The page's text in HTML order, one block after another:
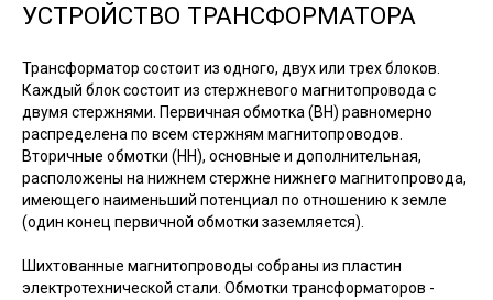
УСТРОЙСТВО ТРАНСФОРМАТОРА
Трансформатор состоит из одного, двух или трех блоков.
Каждый блок состоит из стержневого магнитопровода с
двумя стержнями. Первичная обмотка (ВН) равномерно
распределена по всем стержням магнитопроводов.
Вторичные обмотки (НН), основные и дополнительная,
расположены на нижнем стержне нижнего магнитопровода,
имеющего наименьший потенциал по отношению к земле
(один конец первичной обмотки заземляется).
Шихтованные магнитопроводы собраны из пластин
электротехнической стали. Обмотки трансформаторов -